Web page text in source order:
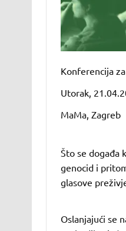
Konferencija
Utorak,
MaMa, Zagreb
Što se događa
genocid i
glasove
Oslanjajući se